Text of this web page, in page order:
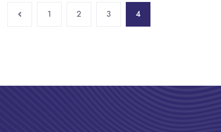
1 2 3 4